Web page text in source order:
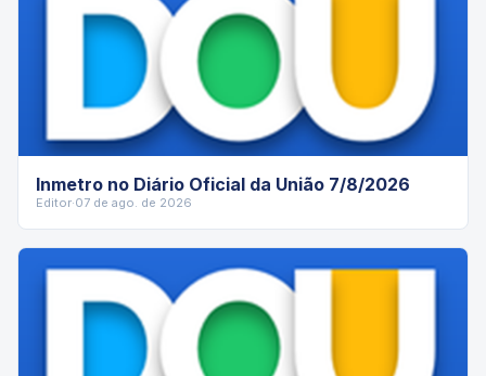
Inmetro no Diário Oficial da União 7/8/2026
Editor·07 de ago. de 2026